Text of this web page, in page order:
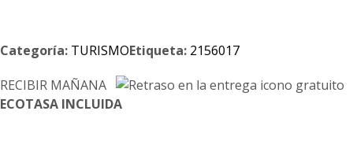
Categoría: TURISMOEtiqueta: 2156017
RECIBIR MAÑANA
ECOTASA INCLUIDA